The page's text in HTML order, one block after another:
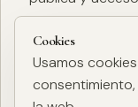
Cookies
Usamos